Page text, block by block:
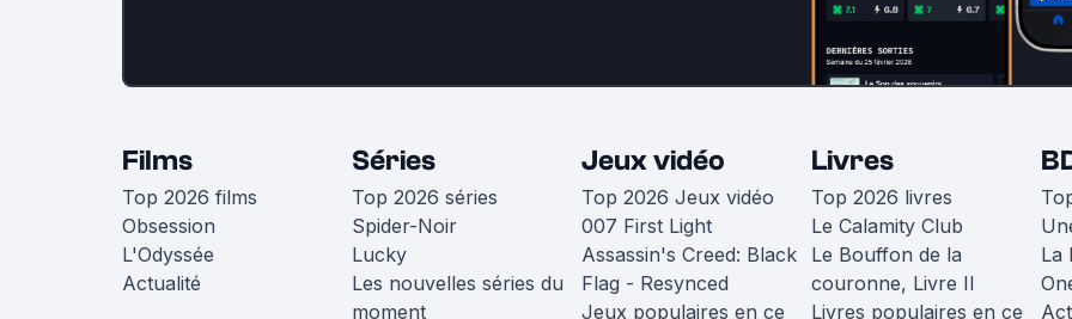
Films
Top 2026 films
Obsession
L'Odyssée
Actualité
Séries
Top 2026 séries
Spider-Noir
Lucky
Les nouvelles séries du
moment
Jeux vidéo
Top 2026 Jeux vidéo
007 First Light
Assassin's Creed: Black
Flag - Resynced
Jeux populaires en ce
Livres
Top 2026 livres
Le Calamity Club
Le Bouffon de la
couronne, Livre II
Livres populaires en ce
La